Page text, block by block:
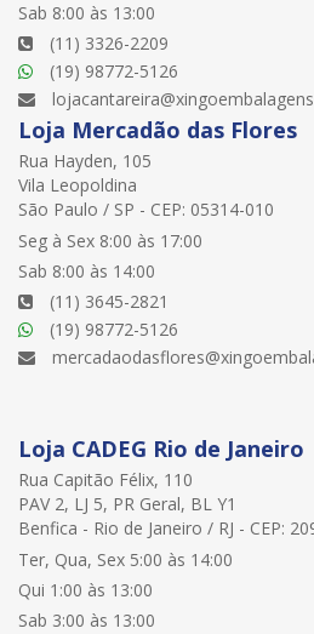
Sab 8:00 às 13:00
(11) 3326-2209
(19) 98772-5126
Loja Mercadão das Flores
Rua Hayden, 105
Vila Leopoldina
São Paulo / SP - CEP: 05314-010
Seg à Sex 8:00 às 17:00
Sab 8:00 às 14:00
(11) 3645-2821
(19) 98772-5126
Loja CADEG Rio de Janeiro
Rua Capitão Félix, 110
PAV 2, LJ 5, PR Geral, BL Y1
Benfica - Rio de Janeiro / RJ - CEP:
Ter, Qua, Sex 5:00 às 14:00
Qui 1:00 às 13:00
Sab 3:00 às 13:00